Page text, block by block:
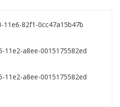
11e6-82f1-0cc47a15b47b
11e2-a8ee-0015175582ed
11e2-a8ee-0015175582ed